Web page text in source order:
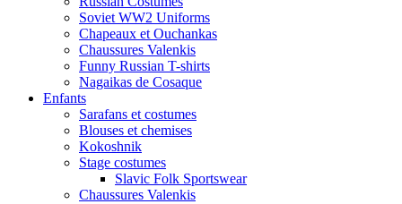
Soviet WW2 Uniforms
Chapeaux et Ouchankas
Chaussures Valenkis
Funny Russian T-shirts
Nagaikas de Cosaque
Enfants
Sarafans et costumes
Blouses et chemises
Kokoshnik
Stage costumes
Slavic Folk Sportswear
Chaussures Valenkis